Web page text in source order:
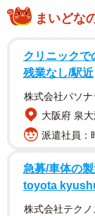
まいどな
クリニックで
残業なし/駅近
株式会社パソ
大阪府 泉
派遣社員：
急募/車体の
toyota
株式会社テク